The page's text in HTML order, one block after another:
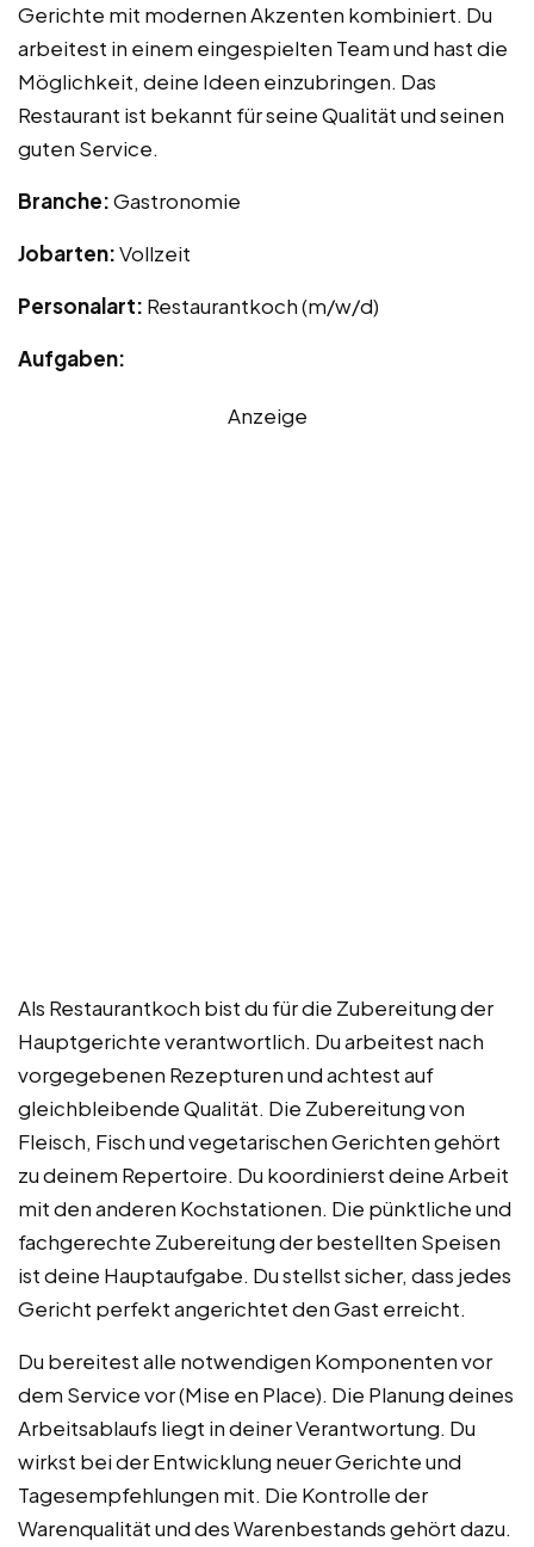
Gerichte mit modernen Akzenten kombiniert. Du
arbeitest in einem eingespielten Team und hast die
Möglichkeit, deine Ideen einzubringen. Das
Restaurant ist bekannt für seine Qualität und seinen
guten Service.
Branche:Gastronomie
Jobarten:Vollzeit
Personalart: Restaurantkoch (m/w/d)
Aufgaben:
Anzeige
Als Restaurantkoch bist du für die Zubereitung der
Hauptgerichte verantwortlich. Du arbeitest nach
vorgegebenen Rezepturen und achtest auf
gleichbleibende Qualität. Die Zubereitung von
Fleisch, Fisch und vegetarischen Gerichten gehört
zu deinem Repertoire. Du koordinierst deine Arbeit
mit den anderen Kochstationen. Die pünktliche und
fachgerechte Zubereitung der bestellten Speisen
ist deine Hauptaufgabe. Du stellst sicher, dass jedes
Gericht perfekt angerichtet den Gast erreicht.
Du bereitest alle notwendigen Komponenten vor
dem Service vor (Mise en Place). Die Planung deines
Arbeitsablaufs liegt in deiner Verantwortung. Du
wirkst bei der Entwicklung neuer Gerichte und
Tagesempfehlungen mit. Die Kontrolle der
Warenqualität und des Warenbestands gehört dazu.